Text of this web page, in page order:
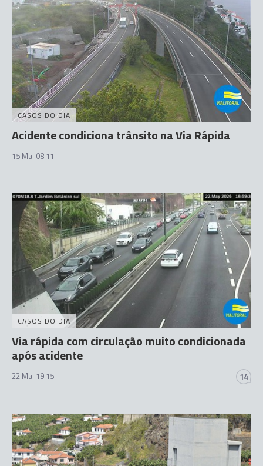
CASOS DO DIA
Acidente condiciona trânsito na Via Rápida
15 Mai 08:11
CASOS DO DIA
Via rápida com circulação muito condicionada
após acidente
22 Mai 19:15 14